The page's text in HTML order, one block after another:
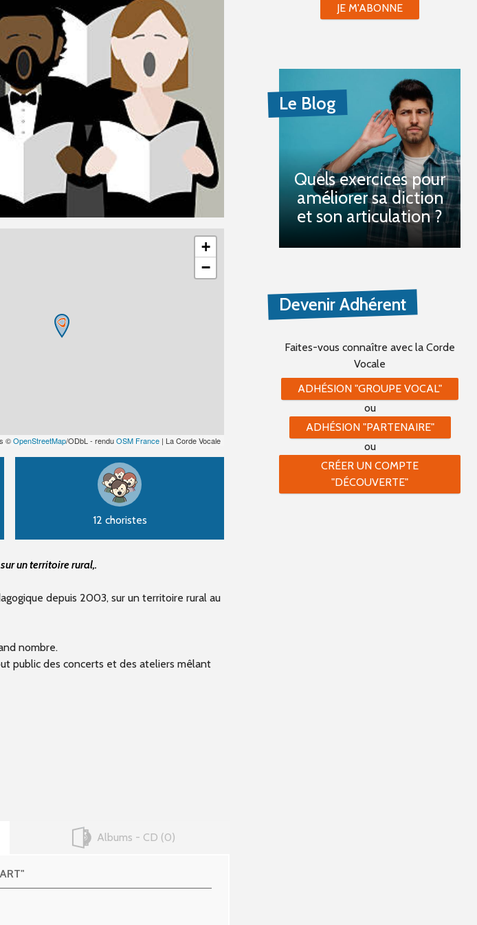
+
−
©OpenStreetMap/ODbL - renduOSM France | La Corde Vocale
12 choristes
un territoire rural,.
depuis 2003, sur un territoire rural au
nombre.
public des concerts et des ateliers mêlant
Albums - CD 0
JE M'ABONNE
Le Blog
Quels exercices pour
améliorer sa diction
et son articulation ?
Devenir Adhérent
Faites-vous connaître avec la Corde
Vocale
ADHÉSION "GROUPE VOCAL"
ou
ADHÉSION "PARTENAIRE"
ou
CRÉER UN COMPTE
"DÉCOUVERTE"